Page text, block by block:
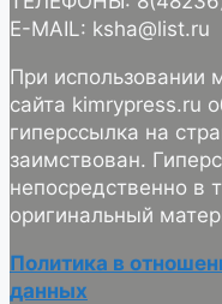
E-MAIL: ksha@list.ru
При использовании
сайта kimrypress.ru
гиперссылка на
заимствован.
непосредственно в
оригинальный
Политика в
данных